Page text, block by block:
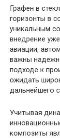
Графен в
горизонты в
уникальным
внедрение
авиации,
важны
подходе к
ожидать
дальнейшего
Учитывая
композиты